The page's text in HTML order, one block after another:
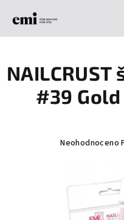
#39
Průměrné
Neohodnoceno